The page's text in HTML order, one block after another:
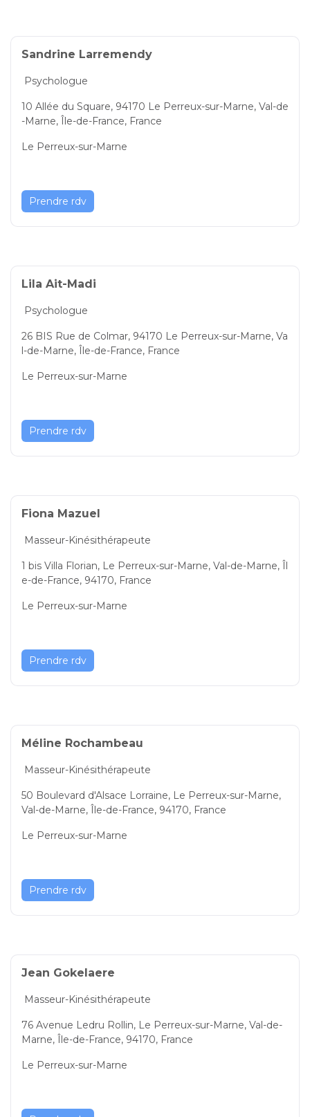
Sandrine Larremendy
Psychologue
10 Allée du Square, 94170 Le Perreux-sur-Marne, Val-de
-Marne, Île-de-France, France
Le Perreux-sur-Marne
Prendre rdv
Lila Ait-Madi
Psychologue
26 BIS Rue de Colmar, 94170 Le Perreux-sur-Marne, Va
l-de-Marne, Île-de-France, France
Le Perreux-sur-Marne
Prendre rdv
Fiona Mazuel
Masseur-Kinésithérapeute
1 bis Villa Florian, Le Perreux-sur-Marne, Val-de-Marne, Îl
e-de-France, 94170, France
Le Perreux-sur-Marne
Prendre rdv
Méline Rochambeau
Masseur-Kinésithérapeute
50 Boulevard d'Alsace Lorraine, Le Perreux-sur-Marne,
Val-de-Marne, Île-de-France, 94170, France
Le Perreux-sur-Marne
Prendre rdv
Jean Gokelaere
Masseur-Kinésithérapeute
76 Avenue Ledru Rollin, Le Perreux-sur-Marne, Val-de-
Marne, Île-de-France, 94170, France
Le Perreux-sur-Marne